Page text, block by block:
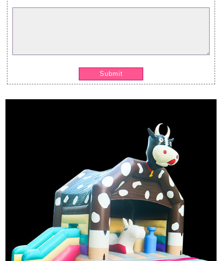
Submit